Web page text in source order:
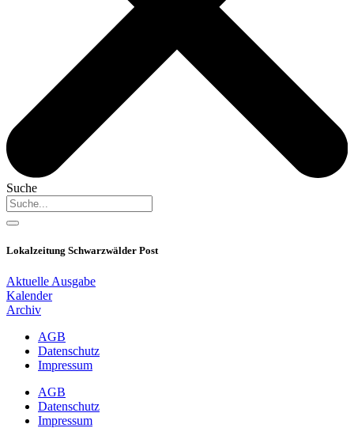
Suche
Lokalzeitung Schwarzwälder Post
Aktuelle Ausgabe
Kalender
Archiv
AGB
Datenschutz
Impressum
AGB
Datenschutz
Impressum